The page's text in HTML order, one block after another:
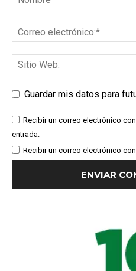
Guardar mis datos para
Recibir un correo electrónico
entrada.
Recibir un correo electrónico